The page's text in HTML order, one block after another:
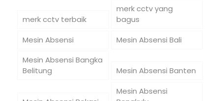
merk cctv terbaik
merk cctv yang
bagus
Mesin Absensi
Mesin Absensi Bali
Mesin Absensi Bangka
Belitung
Mesin Absensi Banten
Mesin Absensi